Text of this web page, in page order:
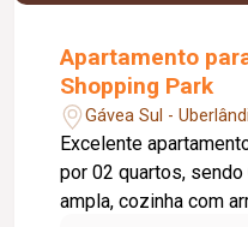
Apartamento
Shopping Park
Gávea Sul -
Excelente
por 02 quartos,
ampla, cozinha com